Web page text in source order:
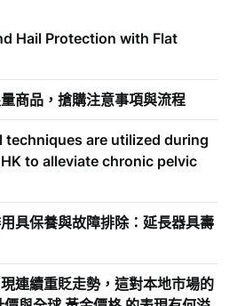
Hail Protection with Flat
商品，搶購注意事項與流程
techniques are utilized during
to alleviate chronic pelvic
用具保養與故障排除：延長器具壽
連續重貶走勢，這對本地市場的